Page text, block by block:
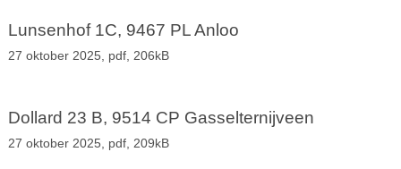
Lunsenhof 1C, 9467 PL Anloo
27 oktober 2025, pdf, 206kB
Dollard 23 B, 9514 CP Gasselternijveen
27 oktober 2025, pdf, 209kB